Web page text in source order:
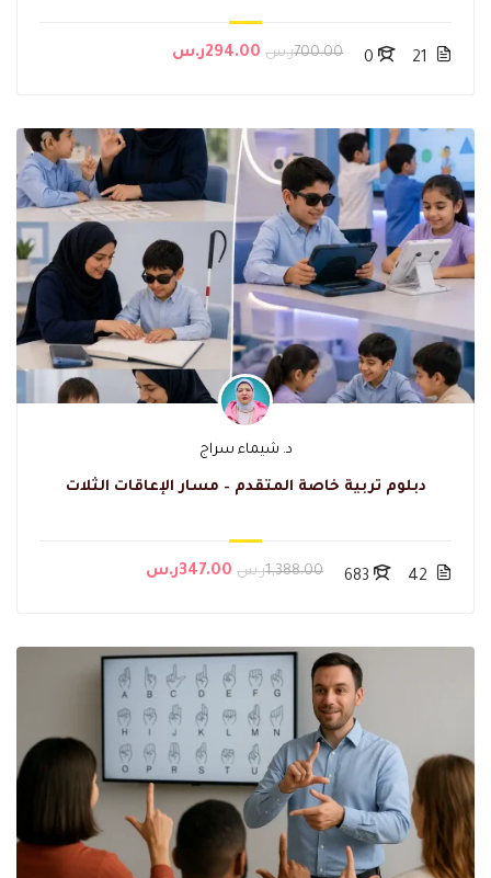
21
0 700.00ر.س 294.00ر.س
د. شيماء سراج
دبلوم تربية خاصة المتقدم – مسار الإعاقات الثلات
42
683 1,388.00ر.س 347.00ر.س